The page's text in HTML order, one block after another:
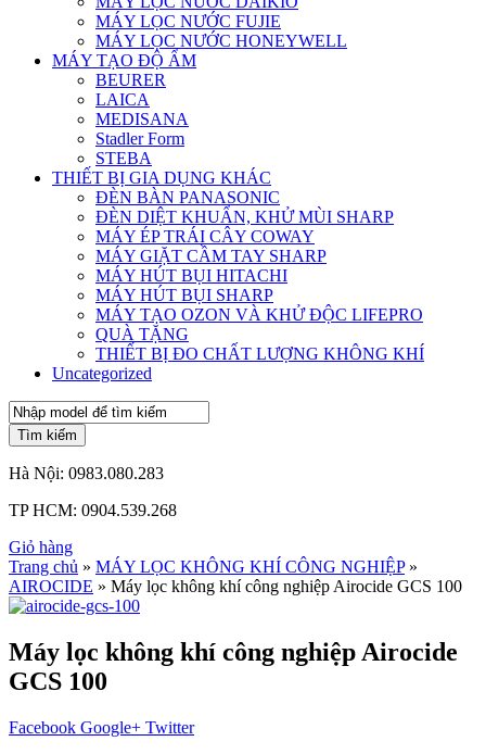
MÁY LỌC NƯỚC FUJIE
MÁY LỌC NƯỚC HONEYWELL
MÁY TẠO ĐỘ ẨM
BEURER
LAICA
MEDISANA
Stadler Form
STEBA
THIẾT BỊ GIA DỤNG KHÁC
ĐÈN BÀN PANASONIC
ĐÈN DIỆT KHUẨN, KHỬ MÙI SHARP
MÁY ÉP TRÁI CÂY COWAY
MÁY GIẶT CẦM TAY SHARP
MÁY HÚT BỤI HITACHI
MÁY HÚT BỤI SHARP
MÁY TẠO OZON VÀ KHỬ ĐỘC LIFEPRO
QUÀ TẶNG
THIẾT BỊ ĐO CHẤT LƯỢNG KHÔNG KHÍ
Uncategorized
Tìm kiếm
Hà Nội: 0983.080.283
TP HCM: 0904.539.268
Giỏ hàng
Trang chủ » MÁY LỌC KHÔNG KHÍ CÔNG NGHIỆP»
AIROCIDE » Máy lọc không khí công nghiệp Airocide GCS 100
Máy lọc không khí công nghiệp Airocide
GCS 100
Facebook Google+ Twitter